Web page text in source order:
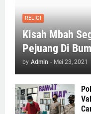
RELIGI
Kisah Mbah
Pejuang Di
by Admin - Mei 23, 2021